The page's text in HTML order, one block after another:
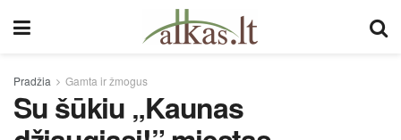
Pradžia Gamta ir žmogus
Su šūkiu „Kaunas